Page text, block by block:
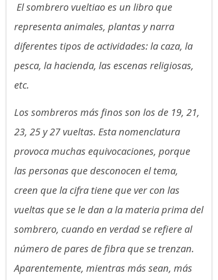
El sombrero vueltiao es un libro que
representa animales, plantas y narra
diferentes tipos de actividades: la caza, la
pesca, la hacienda, las escenas religiosas,
etc.
Los sombreros más finos son los de 19, 21,
23, 25 y 27 vueltas. Esta nomenclatura
provoca muchas equivocaciones, porque
las personas que desconocen el tema,
creen que la cifra tiene que ver con las
vueltas que se le dan a la materia prima del
sombrero, cuando en verdad se refiere al
número de pares de fibra que se trenzan.
Aparentemente, mientras más sean, más